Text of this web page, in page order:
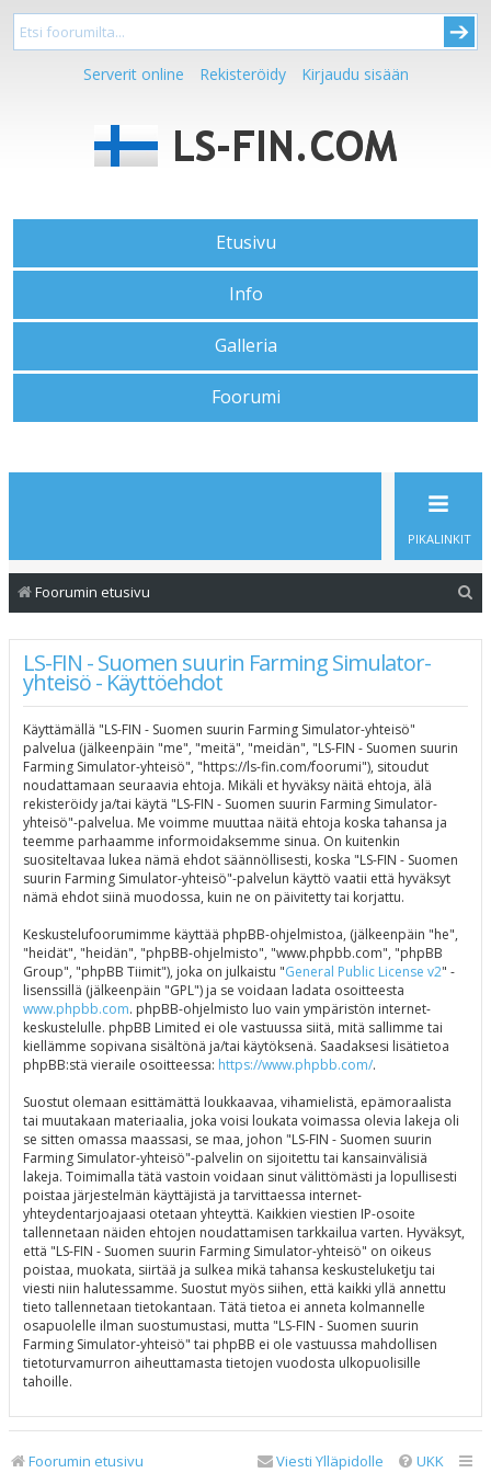
Serverit online Rekisteröidy Kirjaudu sisään
Etusivu
Info
Galleria
Foorumi
PIKALINKIT
Foorumin etusivu
LS-FIN - Suomen suurin Farming Simulator-
yhteisö - Käyttöehdot
Käyttämällä "LS-FIN - Suomen suurin Farming Simulator-yhteisö"
palvelua (jälkeenpäin "me", "meitä", "meidän", "LS-FIN - Suomen suurin
Farming Simulator-yhteisö", "https://ls-fin.com/foorumi"), sitoudut
noudattamaan seuraavia ehtoja. Mikäli et hyväksy näitä ehtoja, älä
rekisteröidy ja/tai käytä "LS-FIN - Suomen suurin Farming Simulator-
yhteisö"-palvelua. Me voimme muuttaa näitä ehtoja koska tahansa ja
teemme parhaamme informoidaksemme sinua. On kuitenkin
suositeltavaa lukea nämä ehdot säännöllisesti, koska "LS-FIN - Suomen
suurin Farming Simulator-yhteisö"-palvelun käyttö vaatii että hyväksyt
nämä ehdot siinä muodossa, kuin ne on päivitetty tai korjattu.
Keskustelufoorumimme käyttää phpBB-ohjelmistoa, (jälkeenpäin "he",
"heidät", "heidän", "phpBB-ohjelmisto", "www.phpbb.com", "phpBB
Group", "phpBB Tiimit"), joka on julkaistu "General Public License v2" -
lisenssillä (jälkeenpäin "GPL") ja se voidaan ladata osoitteesta
www.phpbb.com. phpBB-ohjelmisto luo vain ympäristön internet-
keskustelulle. phpBB Limited ei ole vastuussa siitä, mitä sallimme tai
kiellämme sopivana sisältönä ja/tai käytöksenä. Saadaksesi lisätietoa
phpBB:stä vieraile osoitteessa: https://www.phpbb.com/.
Suostut olemaan esittämättä loukkaavaa, vihamielistä, epämoraalista
tai muutakaan materiaalia, joka voisi loukata voimassa olevia lakeja oli
se sitten omassa maassasi, se maa, johon "LS-FIN - Suomen suurin
Farming Simulator-yhteisö"-palvelin on sijoitettu tai kansainvälisiä
lakeja. Toimimalla tätä vastoin voidaan sinut välittömästi ja lopullisesti
poistaa järjestelmän käyttäjistä ja tarvittaessa internet-
yhteydentarjoajaasi otetaan yhteyttä. Kaikkien viestien IP-osoite
tallennetaan näiden ehtojen noudattamisen tarkkailua varten. Hyväksyt,
että "LS-FIN - Suomen suurin Farming Simulator-yhteisö" on oikeus
poistaa, muokata, siirtää ja sulkea mikä tahansa keskusteluketju tai
viesti niin halutessamme. Suostut myös siihen, että kaikki yllä annettu
tieto tallennetaan tietokantaan. Tätä tietoa ei anneta kolmannelle
osapuolelle ilman suostumustasi, mutta "LS-FIN - Suomen suurin
Farming Simulator-yhteisö" tai phpBB ei ole vastuussa mahdollisen
tietoturvamurron aiheuttamasta tietojen vuodosta ulkopuolisille
tahoille.
Foorumin etusivu UKK
Viesti Ylläpidolle